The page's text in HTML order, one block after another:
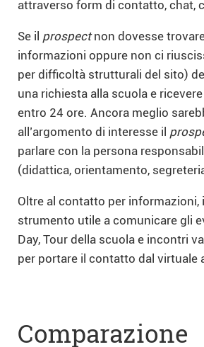
attraverso form di contatto, chat,
Se il prospectnon dovesse
informazioni oppure non ci
per difficoltà strutturali del sito)
una richiesta alla scuola e
entro 24 ore. Ancora meglio
all’argomento di interesse il
parlare con la persona
(didattica, orientamento,
Oltre al contatto per informazioni,
strumento utile a comunicare gli
Day, Tour della scuola e incontri
per portare il contatto dal virtuale
Comparazione